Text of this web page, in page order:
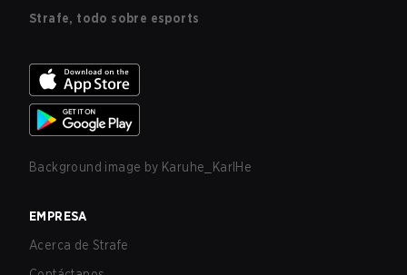
Strafe, todo sobre esports
Background image by Karuhe_KarlHe
EMPRESA
Acerca de Strafe